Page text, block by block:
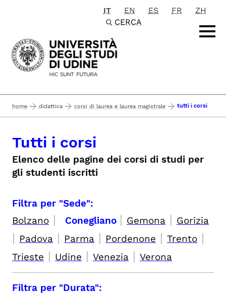
Passa al contenuto principale
IT EN ES FR
ZH
CERCA
home didattica corsi di laurea e laurea magistrale tutti i corsi
Tutti i corsi
Elenco delle pagine dei corsi di studi per
gli studenti iscritti
Filtra per "Sede":
Bolzano | Conegliano | Gemona | Gorizia
| Padova | Parma | Pordenone | Trento |
Trieste | Udine | Venezia | Verona
Filtra per "Durata":